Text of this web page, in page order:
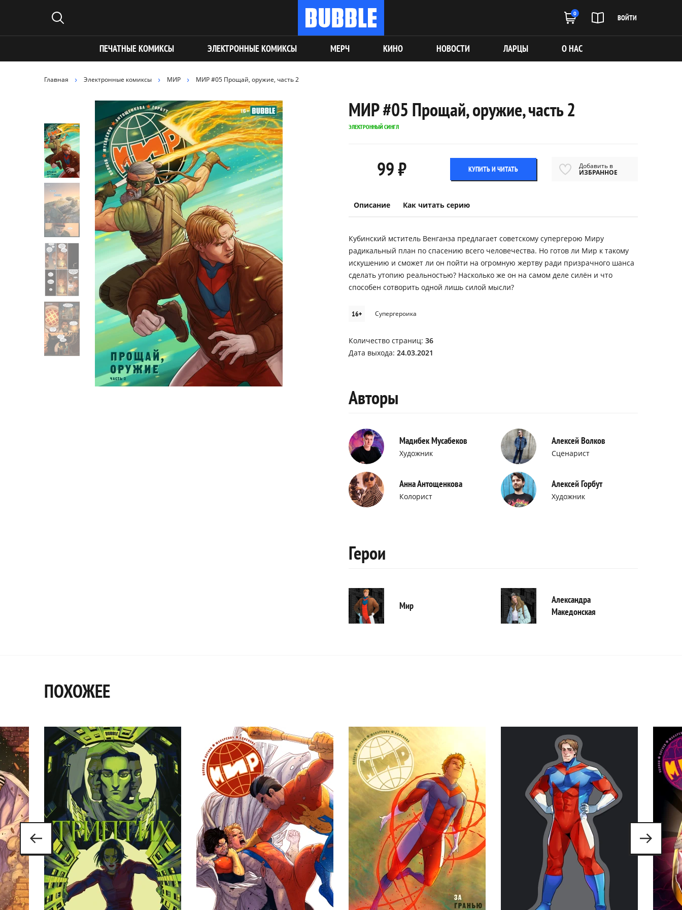
0 ВОЙТИ
ПЕЧАТНЫЕ КОМИКСЫ ЭЛЕКТРОННЫЕ КОМИКСЫ МЕРЧ КИНО НОВОСТИ ЛАРЦЫ О НАС
Главная Электронные комиксы МИР МИР #05 Прощай, оружие, часть 2
МИР #05 Прощай, оружие, часть 2
ЭЛЕКТРОННЫЙ СИНГЛ
99 ₽ КУПИТЬ И ЧИТАТЬ Добавить в
ИЗБРАННОЕ
Описание Как читать серию
Кубинский мститель Венганза предлагает советскому супергерою Миру
радикальный план по спасению всего человечества. Но готов ли Мир к такому
искушению и сможет ли он пойти на огромную жертву ради призрачного шанса
сделать утопию реальностью? Насколько же он на самом деле силён и что
способен сотворить одной лишь силой мысли?
16+ Супергероика
Количество страниц: 36
Дата выхода: 24.03.2021
Авторы
Мадибек Мусабеков
Художник
Алексей Волков
Сценарист
Анна Антощенкова
Колорист
Алексей Горбут
Художник
Герои
Мир
Александра
Македонская
ПОХОЖЕЕ